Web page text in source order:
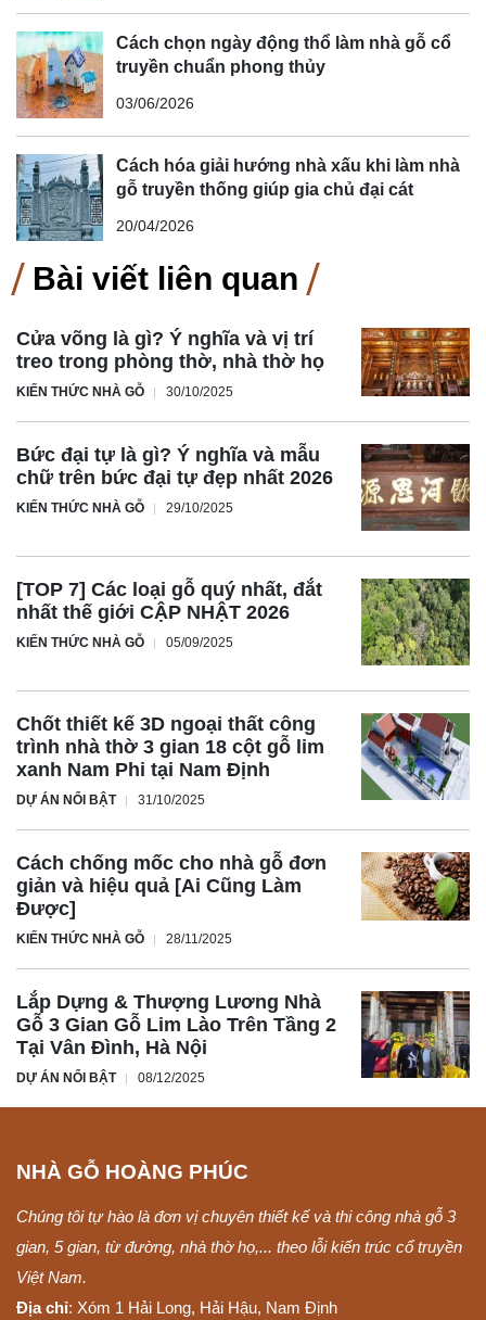
Cách chọn ngày động thổ làm nhà gỗ cổ
truyền chuẩn phong thủy
03/06/2026
Cách hóa giải hướng nhà xấu khi làm nhà
gỗ truyền thống giúp gia chủ đại cát
20/04/2026
Bài viết liên quan
Cửa võng là gì? Ý nghĩa và vị trí
treo trong phòng thờ, nhà thờ họ
KIẾN THỨC NHÀ GỖ 30/10/2025
Bức đại tự là gì? Ý nghĩa và mẫu
chữ trên bức đại tự đẹp nhất 2026
KIẾN THỨC NHÀ GỖ 29/10/2025
[TOP 7] Các loại gỗ quý nhất, đắt
nhất thế giới CẬP NHẬT 2026
KIẾN THỨC NHÀ GỖ 05/09/2025
Chốt thiết kế 3D ngoại thất công
trình nhà thờ 3 gian 18 cột gỗ lim
xanh Nam Phi tại Nam Định
DỰ ÁN NỔI BẬT 31/10/2025
Cách chống mốc cho nhà gỗ đơn
giản và hiệu quả [Ai Cũng Làm
Được]
KIẾN THỨC NHÀ GỖ 28/11/2025
Lắp Dựng & Thượng Lương Nhà
Gỗ 3 Gian Gỗ Lim Lào Trên Tầng 2
Tại Vân Đình, Hà Nội
DỰ ÁN NỔI BẬT 08/12/2025
NHÀ GỖ HOÀNG PHÚC
Chúng tôi tự hào là đơn vị chuyên thiết kế và thi công nhà gỗ 3
gian, 5 gian, từ đường, nhà thờ họ,... theo lỗi kiến trúc cổ truyền
Việt Nam.
Địa chỉ: Xóm 1 Hải Long, Hải Hậu, Nam Định